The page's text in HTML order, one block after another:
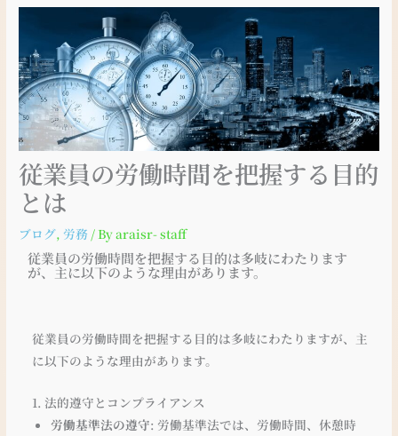
従業員の労働時間を把握する目的
とは
ブログ,労務 / Byaraisr- staff
従業員の労働時間を把握する目的は多岐にわたります
が、主に以下のような理由があります。
従業員の労働時間を把握する目的は多岐にわたりますが、主
に以下のような理由があります。
1. 法的遵守とコンプライアンス
労働基準法の遵守: 労働基準法では、労働時間、休憩時